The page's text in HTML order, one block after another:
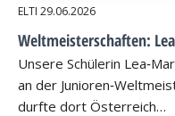
ELTI 29.06.2026
Weltmeisterschaften:
Unsere Schülerin
an der
durfte dort Österreich…